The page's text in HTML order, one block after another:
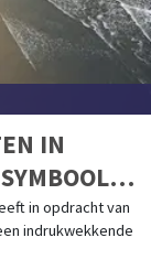
IN
IN
in opdracht van
indrukwekkende